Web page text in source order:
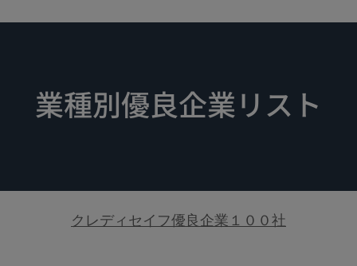
業種別優良企業リスト
クレディセイフ優良企業１００社